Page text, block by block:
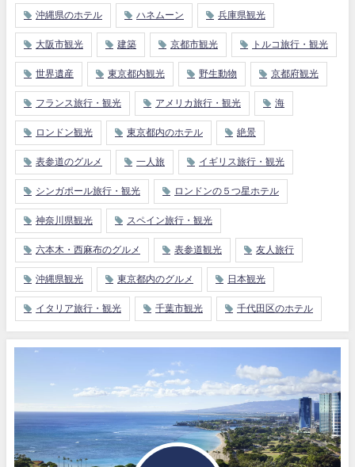
沖縄県のホテル ハネムーン 兵庫県観光
大阪市観光 建築 京都市観光 トルコ旅行・観光
世界遺産 東京都内観光 野生動物 京都府観光
フランス旅行・観光 アメリカ旅行・観光 海
ロンドン観光 東京都内のホテル 絶景
表参道のグルメ 一人旅 イギリス旅行・観光
シンガポール旅行・観光 ロンドンの５つ星ホテル
神奈川県観光 スペイン旅行・観光
六本木・西麻布のグルメ 表参道観光 友人旅行
沖縄県観光 東京都内のグルメ 日本観光
イタリア旅行・観光 千葉市観光 千代田区のホテル